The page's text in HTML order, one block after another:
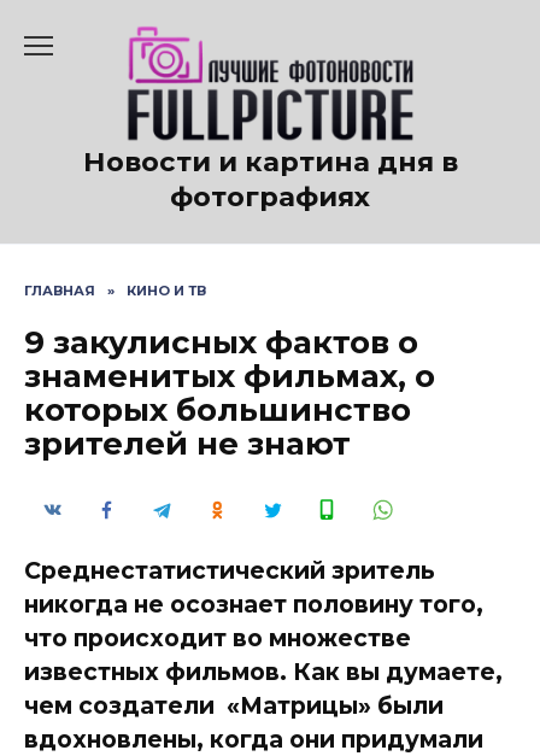
содержанию
Новости и картина дня в
фотографиях
ГЛАВНАЯ » КИНО И ТВ
9 закулисных фактов о
знаменитых фильмах, о
которых большинство
зрителей не знают
Среднестатистический зритель
никогда не осознает половину того,
что происходит во множестве
известных фильмов. Как вы думаете,
чем создатели «Матрицы» были
вдохновлены, когда они придумали